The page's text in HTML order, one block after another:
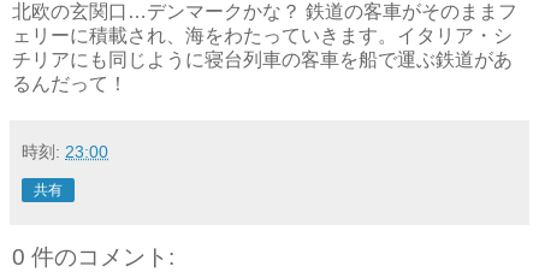
北欧の玄関口…デンマークかな？ 鉄道の客車がそのままフ
ェリーに積載され、海をわたっていきます。イタリア・シ
チリアにも同じように寝台列車の客車を船で運ぶ鉄道があ
るんだって！
時刻: 23:00
共有
0 件のコメント: